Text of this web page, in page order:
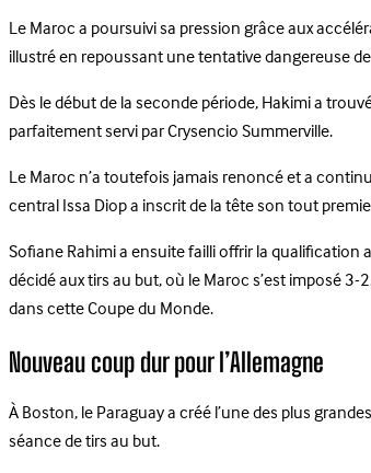
Le Maroc a poursuivi sa pression grâce aux
illustré en repoussant une tentative dangereuse
Dès le début de la seconde période, Hakimi a
parfaitement servi par Crysencio Summerville.
Le Maroc n’a toutefois jamais renoncé et a
central Issa Diop a inscrit de la tête son tout
Sofiane Rahimi a ensuite failli offrir la qualification
décidé aux tirs au but, où le Maroc s’est imposé
dans cette Coupe du Monde.
Nouveau coup dur pour l’Allemagne
À Boston, le Paraguay a créé l’une des plus
séance de tirs au but.